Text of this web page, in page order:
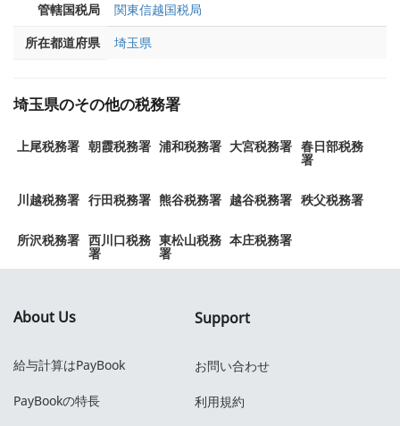
管轄国税局
関東信越国税局
所在都道府県
埼玉県
埼玉県のその他の税務署
上尾税務署 朝霞税務署 浦和税務署 大宮税務署 春日部税務
署
川越税務署 行田税務署 熊谷税務署 越谷税務署 秩父税務署
所沢税務署 西川口税務
署
東松山税務
署
本庄税務署
About Us
給与計算はPayBook
PayBookの特長
Support
お問い合わせ
利用規約